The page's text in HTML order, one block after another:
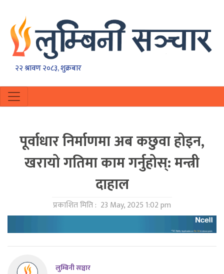
२२ श्रावण २०८३, शुक्रबार
पूर्वाधार निर्माणमा अब कछुवा होइन,
खरायो गतिमा काम गर्नुहोस्: मन्त्री
दाहाल
प्रकाशित मिति : 23 May, 2025 1:02 pm
लुम्बिनी सञ्चार